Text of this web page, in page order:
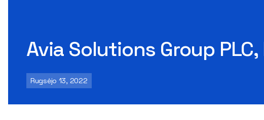
Avia Solutions Group
Rugsėjo 13, 2022